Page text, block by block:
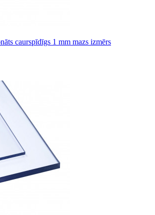
caurspīdīgs 1 mm mazs izmērs